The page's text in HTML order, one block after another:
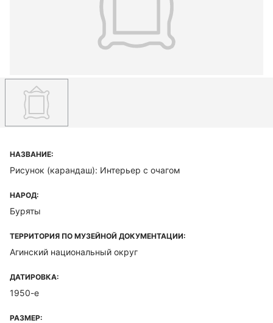
НАЗВАНИЕ:
Рисунок (карандаш): Интерьер с очагом
НАРОД:
Буряты
ТЕРРИТОРИЯ ПО МУЗЕЙНОЙ ДОКУМЕНТАЦИИ:
Агинский национальный округ
ДАТИРОВКА:
1950-е
РАЗМЕР: